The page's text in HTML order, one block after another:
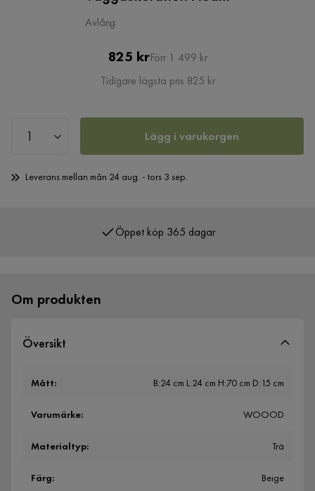
Avlång
Pris
825 kr Original
Pris
Förr 1 499 kr
Tidigare lägsta pris 825 kr
Lägg i varukorgen
Leverans mellan mån 24 aug. - tors 3 sep.
Över 400 000 nöjda kunder
Om produkten
Översikt
Mått: B:24 cm L:24 cm H:70 cm D:15 cm
Varumärke: WOOOD
Materialtyp: Trä
Färg: Beige